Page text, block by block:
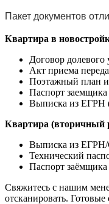
Пакет документов
Квартира в
Договор
Акт приема
Поэтажный план и
Паспорт
Выписка из ЕГРН
Квартира (вторичный
Выписка из ЕГРН/
Технический
Паспорт заёмщика
Свяжитесь с нашим
отсканировать.